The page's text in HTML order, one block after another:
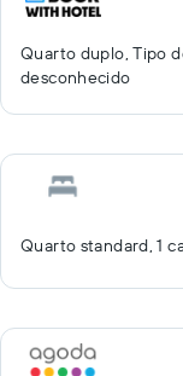
Quarto duplo, Tipo
desconhecido
Quarto standard, 1